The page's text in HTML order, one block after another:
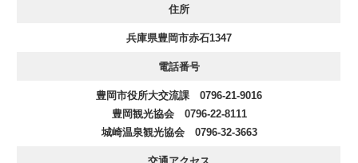
住所
兵庫県豊岡市赤石1347
電話番号
豊岡市役所大交流課 0796-21-9016
豊岡観光協会 0796-22-8111
城崎温泉観光協会 0796-32-3663